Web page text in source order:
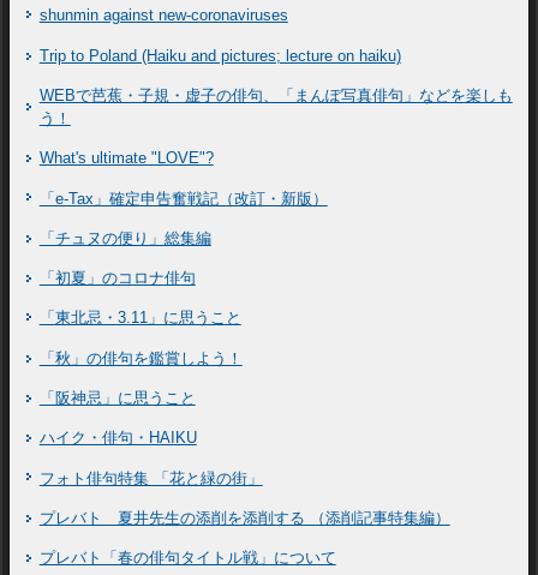
shunmin against new-coronaviruses
Trip to Poland (Haiku and pictures; lecture on haiku)
WEBで芭蕉・子規・虚子の俳句、「まんぽ写真俳句」などを楽しも
う！
What's ultimate "LOVE"?
「e-Tax」確定申告奮戦記（改訂・新版）
「チュヌの便り」総集編
「初夏」のコロナ俳句
「東北忌・3.11」に思うこと
「秋」の俳句を鑑賞しよう！
「阪神忌」に思うこと
ハイク・俳句・HAIKU
フォト俳句特集 「花と緑の街」
プレバト 夏井先生の添削を添削する （添削記事特集編）
プレバト「春の俳句タイトル戦」について